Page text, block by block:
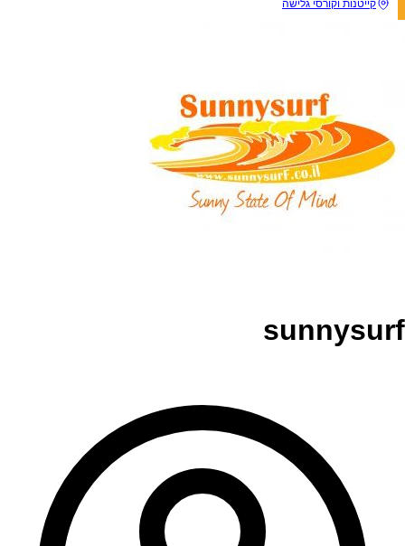
קייטנות וקורסי גלישה
sunnysurf